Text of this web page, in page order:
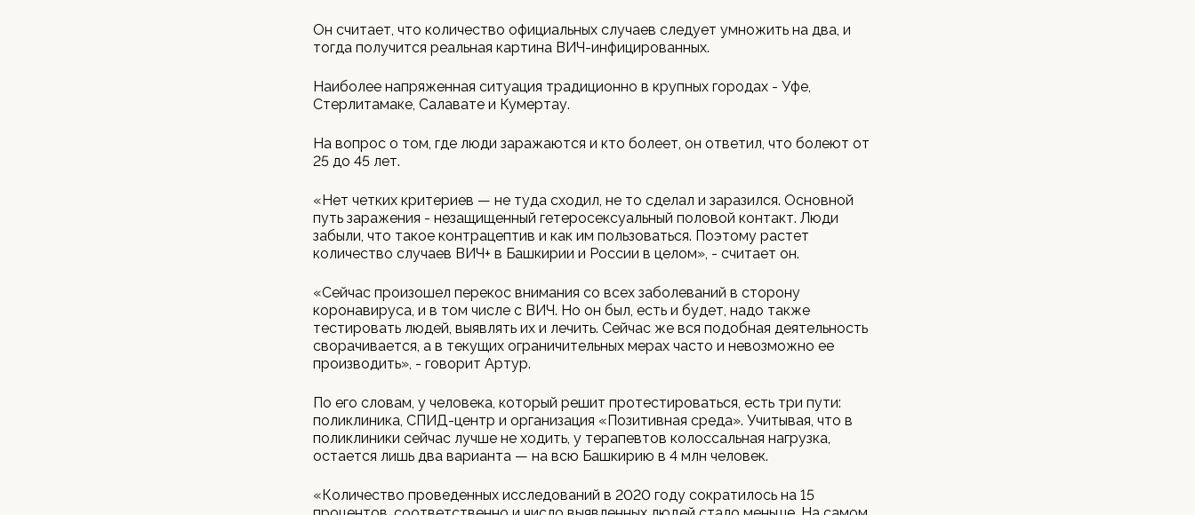
Он считает, что количество официальных случаев следует умножить на два, и
тогда получится реальная картина ВИЧ-инфицированных.
Наиболее напряженная ситуация традиционно в крупных городах - Уфе,
Стерлитамаке, Салавате и Кумертау.
На вопрос о том, где люди заражаются и кто болеет, он ответил, что болеют от
25 до 45 лет.
«Нет четких критериев — не туда сходил, не то сделал и заразился. Основной
путь заражения - незащищенный гетеросексуальный половой контакт. Люди
забыли, что такое контрацептив и как им пользоваться. Поэтому растет
количество случаев ВИЧ+ в Башкирии и России в целом», - считает он.
«Сейчас произошел перекос внимания со всех заболеваний в сторону
коронавируса, и в том числе с ВИЧ. Но он был, есть и будет, надо также
тестировать людей, выявлять их и лечить. Сейчас же вся подобная деятельность
сворачивается, а в текущих ограничительных мерах часто и невозможно ее
производить», - говорит Артур.
По его словам, у человека, который решит протестироваться, есть три пути:
поликлиника, СПИД-центр и организация «Позитивная среда». Учитывая, что в
поликлиники сейчас лучше не ходить, у терапевтов колоссальная нагрузка,
остается лишь два варианта — на всю Башкирию в 4 млн человек.
«Количество проведенных исследований в 2020 году сократилось на 15